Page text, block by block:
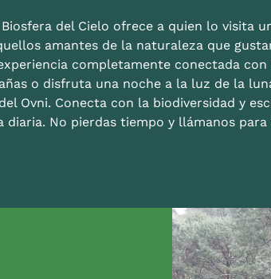
del Cielo ofrece a quien lo visita
amantes de la naturaleza que
completamente conectada
o disfruta una noche a la luz de la
Ovni. Conecta con la biodiversidad y
diaria. No pierdas tiempo y llámanos para